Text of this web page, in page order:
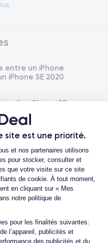
site est une priorité.
du
et nos partenaires utilisons
pour stocker, consulter et
que votre visite sur ce site
de cookie. À tout moment,
en cliquant sur « Mes
notre politique de
pour les finalités suivantes:
l’appareil, publicités et
des publicités et du
SE 2020
Système exploit.
iOS (iOS 26)
Poids
Résolution écran
Mémoire interne
64,128,256 GO
Nombre de cœurs
Fréq. processeur
2.65 GHz
entre un iPhone
iPhone SE 2020
d'un iPhone SE
à des chutes ?
disponibles sur
inclus dans la
vous sur vos
paiement ?